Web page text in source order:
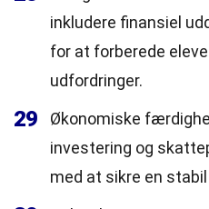
inkludere finansiel
for at forberede
udfordringer.
29
Økonomiske
investering og
med at sikre en